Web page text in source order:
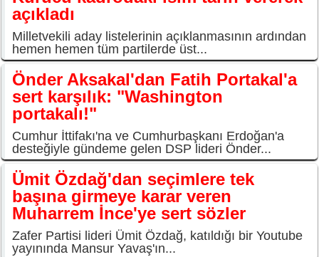
açıkladı
Milletvekili aday listelerinin açıklanmasının ardından
hemen hemen tüm partilerde üst...
Önder Aksakal'dan Fatih Portakal'a
sert karşılık: "Washington
portakalı!"
Cumhur İttifakı'na ve Cumhurbaşkanı Erdoğan'a
desteğiyle gündeme gelen DSP lideri Önder...
Ümit Özdağ'dan seçimlere tek
başına girmeye karar veren
Muharrem İnce'ye sert sözler
Zafer Partisi lideri Ümit Özdağ, katıldığı bir Youtube
yayınında Mansur Yavaş'ın...